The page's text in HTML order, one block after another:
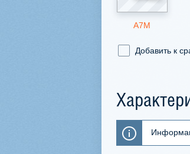
A7M
Добавить к